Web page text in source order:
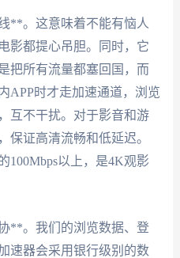
**。这意味着不能有恼人
影都提心吊胆。同时，它
把所有流量都塞回国，而
时才走加速通道，浏览
互不干扰。对于影音和游
保证高清流畅和低延迟。
100Mbps以上，是4K观影
**。我们的浏览数据、登
速器会采用银行级别的数